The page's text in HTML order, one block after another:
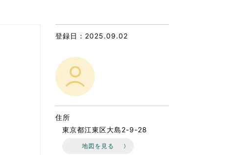
加できるボランティア登録日：2025.09.02
住所
東京都江東区大島2-9-28
地図を見る